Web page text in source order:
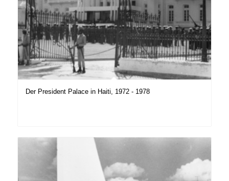
Der President Palace in Haiti, 1972 - 1978